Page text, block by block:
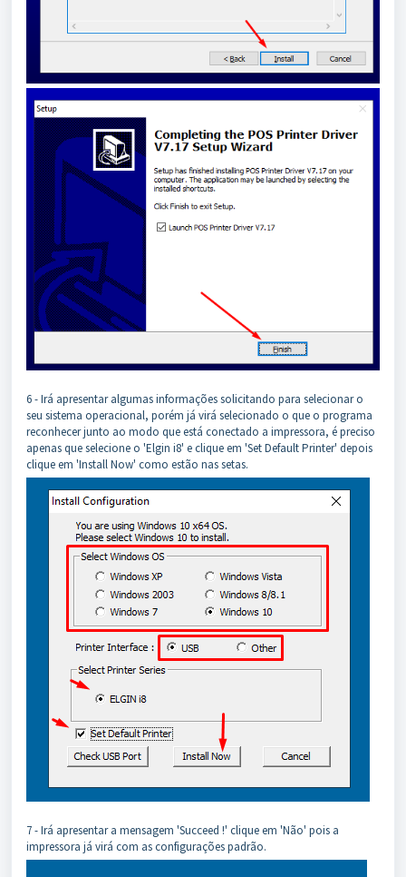
6 - Irá apresentar algumas informações solicitando para selecionar o
seu sistema operacional, porém já virá selecionado o que o programa
reconhecer junto ao modo que está conectado a impressora, é preciso
apenas que selecione o 'Elgin i8' e clique em 'Set Default Printer' depois
clique em 'Install Now' como estão nas setas.
7 - Irá apresentar a mensagem 'Succeed !' clique em 'Não' pois a
impressora já virá com as configurações padrão.